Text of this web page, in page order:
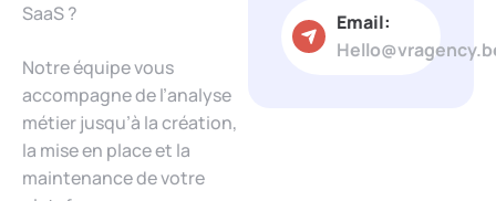
SaaS ?
Notre équipe vous
accompagne de l’analyse
métier jusqu’à la création,
la mise en place et la
maintenance de votre